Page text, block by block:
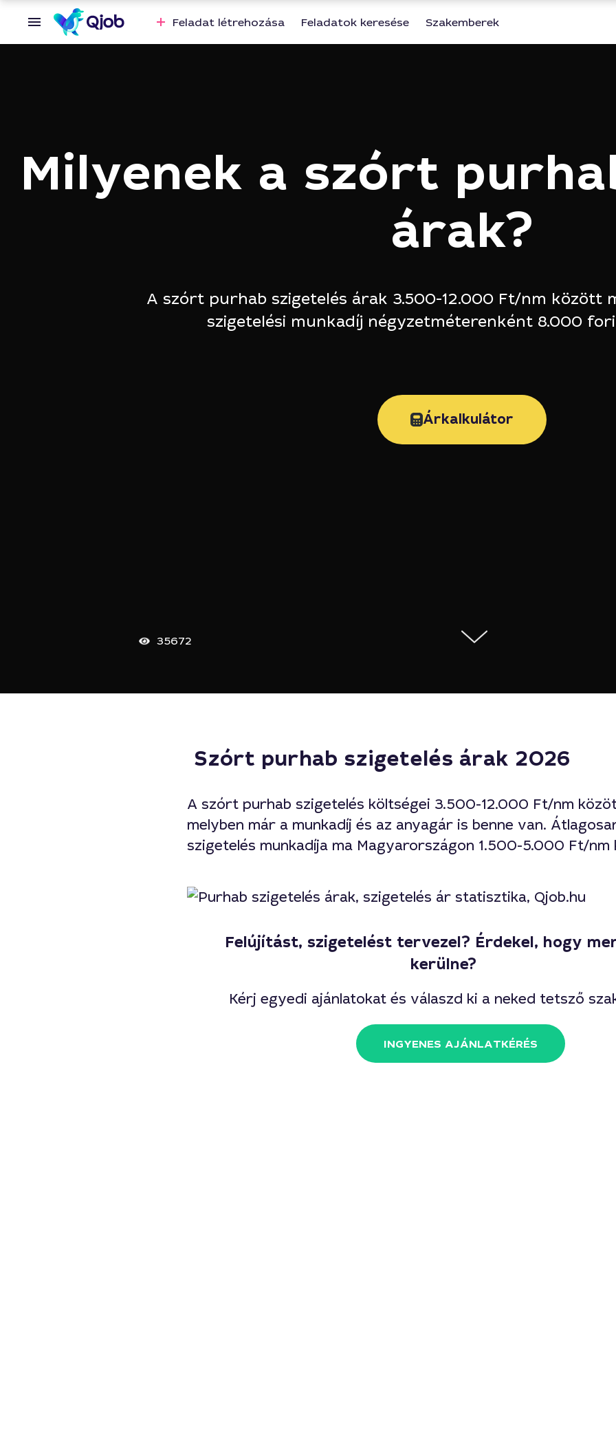
Feladat létrehozása Feladatok keresése Szakemberek
Milyenek a szórt
árak?
A szórt purhab szigetelés árak 3.500-12.000 Ft/nm között
szigetelési munkadíj négyzetméterenként 8.000
Árkalkulátor
35672
Szórt purhab szigetelés árak 2026
A szórt purhab szigetelés költségei 3.500-12.000 Ft/nm
melyben már a munkadíj és az anyagár is benne van.
szigetelés munkadíja ma Magyarországon 1.500-5.000 Ft/nm
Felújítást, szigetelést tervezel? Érdekel, hogy
kerülne?
Kérj egyedi ajánlatokat és válaszd ki a neked tetsző
INGYENES AJÁNLATKÉRÉS